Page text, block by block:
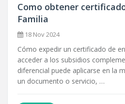
Como obtener
Familia
18 Nov 2024
Cómo expedir un certificado de
acceder a los subsidios
diferencial puede aplicarse en la
un documento o servicio, …